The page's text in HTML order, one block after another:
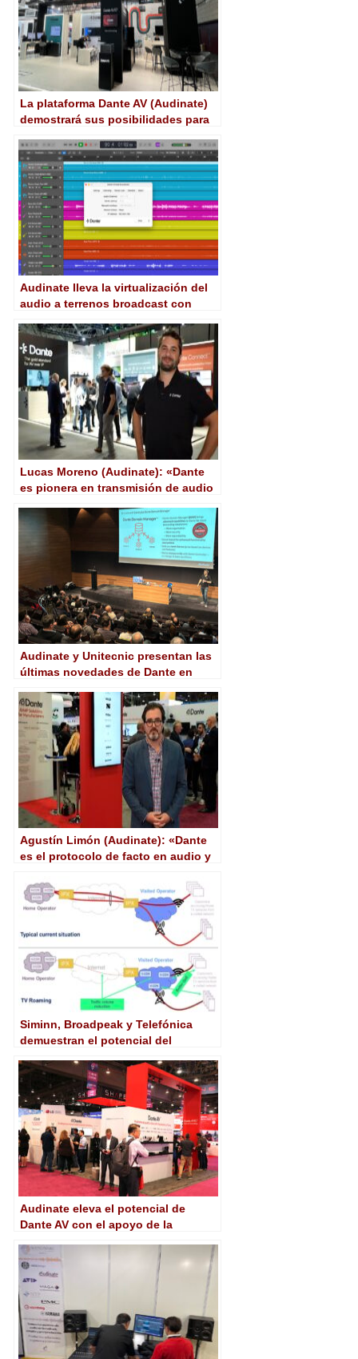
La plataforma Dante AV (Audinate)
demostrará sus posibilidades para
Audinate lleva la virtualización del
audio a terrenos broadcast con
Lucas Moreno (Audinate): «Dante
es pionera en transmisión de audio
ahora entramos de lleno en el
broadcast»
Audinate y Unitecnic presentan las
últimas novedades de Dante en
Agustín Limón (Audinate): «Dante
es el protocolo de facto en audio y
en el ecosistema»
Siminn, Broadpeak y Telefónica
demuestran el potencial del
Audinate eleva el potencial de
Dante AV con el apoyo de la
NAB 2023